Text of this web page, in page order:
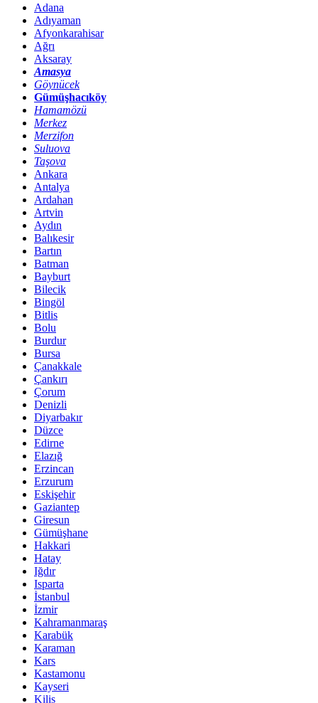
Adana
Adıyaman
Afyonkarahisar
Ağrı
Aksaray
Amasya
Göynücek
Gümüşhacıköy
Hamamözü
Merkez
Merzifon
Suluova
Taşova
Ankara
Antalya
Ardahan
Artvin
Aydın
Balıkesir
Bartın
Batman
Bayburt
Bilecik
Bingöl
Bitlis
Bolu
Burdur
Bursa
Çanakkale
Çankırı
Çorum
Denizli
Diyarbakır
Düzce
Edirne
Elazığ
Erzincan
Erzurum
Eskişehir
Gaziantep
Giresun
Gümüşhane
Hakkari
Hatay
Iğdır
Isparta
İstanbul
İzmir
Kahramanmaraş
Karabük
Karaman
Kars
Kastamonu
Kayseri
Kilis